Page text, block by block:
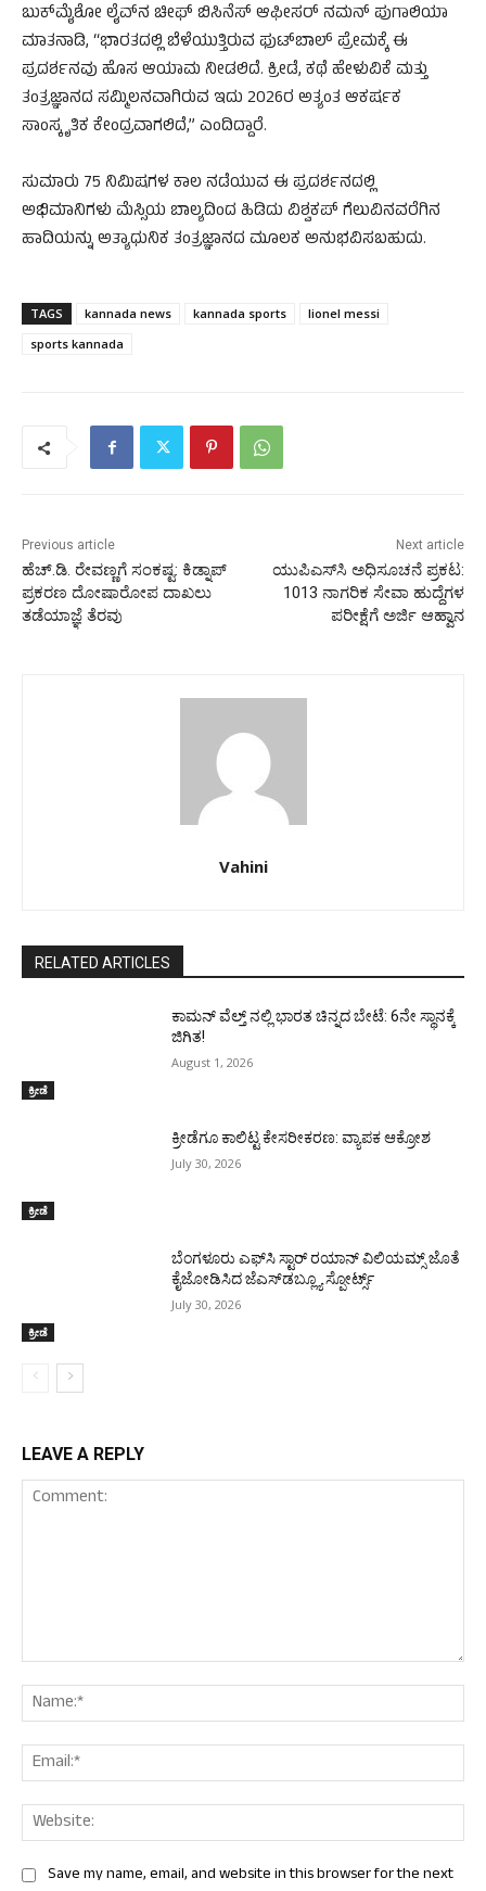
ಬುಕ್‌ಮೈಶೋ ಲೈವ್‌ನ ಚೀಫ್ ಬಿಸಿನೆಸ್ ಆಫೀಸರ್ ನಮನ್ ಪುಗಾಲಿಯಾ
ಮಾತನಾಡಿ, “ಭಾರತದಲ್ಲಿ ಬೆಳೆಯುತ್ತಿರುವ ಫುಟ್‌ಬಾಲ್ ಪ್ರೇಮಕ್ಕೆ ಈ
ಪ್ರದರ್ಶನವು ಹೊಸ ಆಯಾಮ ನೀಡಲಿದೆ. ಕ್ರೀಡೆ, ಕಥೆ ಹೇಳುವಿಕೆ ಮತ್ತು
ತಂತ್ರಜ್ಞಾನದ ಸಮ್ಮಿಲನವಾಗಿರುವ ಇದು 2026ರ ಅತ್ಯಂತ ಆಕರ್ಷಕ
ಸಾಂಸ್ಕೃತಿಕ ಕೇಂದ್ರವಾಗಲಿದೆ,” ಎಂದಿದ್ದಾರೆ.
ಸುಮಾರು 75 ನಿಮಿಷಗಳ ಕಾಲ ನಡೆಯುವ ಈ ಪ್ರದರ್ಶನದಲ್ಲಿ
ಅಭಿಮಾನಿಗಳು ಮೆಸ್ಸಿಯ ಬಾಲ್ಯದಿಂದ ಹಿಡಿದು ವಿಶ್ವಕಪ್ ಗೆಲುವಿನವರೆಗಿನ
ಹಾದಿಯನ್ನು ಅತ್ಯಾಧುನಿಕ ತಂತ್ರಜ್ಞಾನದ ಮೂಲಕ ಅನುಭವಿಸಬಹುದು.
TAGS kannada news kannada sports
lionel messi
sports kannada
Previous article
ಹೆಚ್.ಡಿ. ರೇವಣ್ಣಗೆ ಸಂಕಷ್ಟ: ಕಿಡ್ನಾಪ್‌
ಪ್ರಕರಣ ದೋಷಾರೋಪ ದಾಖಲು
ತಡೆಯಾಜ್ಞೆ ತೆರವು
Next article
ಯುಪಿಎಸ್​ಸಿ ಅಧಿಸೂಚನೆ ಪ್ರಕಟ:
1013 ನಾಗರಿಕ ಸೇವಾ ಹುದ್ದೆಗಳ
ಪರೀಕ್ಷೆಗೆ ಅರ್ಜಿ ಆಹ್ವಾನ
Vahini
RELATED ARTICLES
ಕ್ರೀಡೆ
ಕಾಮನ್ ವೆಲ್ತ್ ನಲ್ಲಿ ಭಾರತ ಚಿನ್ನದ ಬೇಟೆ: 6ನೇ ಸ್ಥಾನಕ್ಕೆ
ಜಿಗಿತ!
August 1, 2026
ಕ್ರೀಡೆ
ಕ್ರೀಡೆಗೂ ಕಾಲಿಟ್ಟ ಕೇಸರೀಕರಣ: ವ್ಯಾಪಕ ಆಕ್ರೋಶ
July 30, 2026
ಕ್ರೀಡೆ
ಬೆಂಗಳೂರು ಎಫ್‌ಸಿ ಸ್ಟಾರ್ ರಯಾನ್ ವಿಲಿಯಮ್ಸ್ ಜೊತೆ
ಕೈಜೋಡಿಸಿದ ಜೆಎಸ್‌ಡಬ್ಲ್ಯೂ ಸ್ಪೋರ್ಟ್ಸ್
July 30, 2026
LEAVE A REPLY
Save my name, email, and website in this browser for the next